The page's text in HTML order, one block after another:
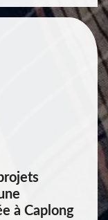
à Caplong